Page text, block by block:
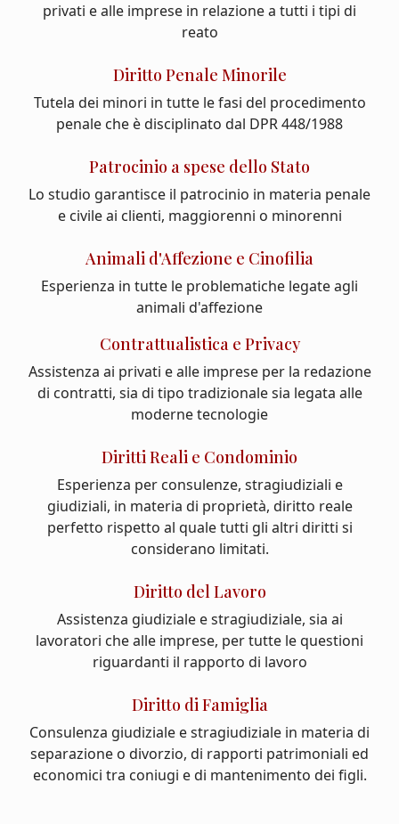
privati e alle imprese in relazione a tutti i tipi di
reato
Diritto Penale Minorile
Tutela dei minori in tutte le fasi del procedimento
penale che è disciplinato dal DPR 448/1988
Patrocinio a spese dello Stato
Lo studio garantisce il patrocinio in materia penale
e civile ai clienti, maggiorenni o minorenni
Animali d'Affezione e Cinofilia
Esperienza in tutte le problematiche legate agli
animali d'affezione
Contrattualistica e Privacy
Assistenza ai privati e alle imprese per la redazione
di contratti, sia di tipo tradizionale sia legata alle
moderne tecnologie
Diritti Reali e Condominio
Esperienza per consulenze, stragiudiziali e
giudiziali, in materia di proprietà, diritto reale
perfetto rispetto al quale tutti gli altri diritti si
considerano limitati.
Diritto del Lavoro
Assistenza giudiziale e stragiudiziale, sia ai
lavoratori che alle imprese, per tutte le questioni
riguardanti il rapporto di lavoro
Diritto di Famiglia
Consulenza giudiziale e stragiudiziale in materia di
separazione o divorzio, di rapporti patrimoniali ed
economici tra coniugi e di mantenimento dei figli.